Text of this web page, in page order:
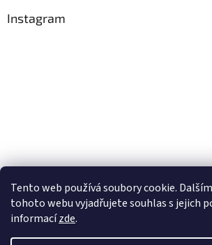
Tento web používá soubory cookie.
tohoto webu vyjadřujete souhlas s jejich
informacízde.
Instagram
Sledovat na Instagramu